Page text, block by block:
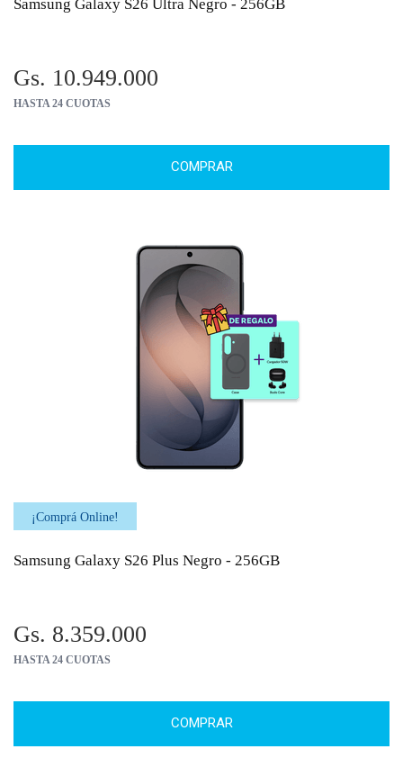
Samsung Galaxy S26 Ultra Negro - 256GB
Gs. 10.949.000
HASTA 24 CUOTAS
COMPRAR
¡Comprá Online!
Samsung Galaxy S26 Plus Negro - 256GB
Gs. 8.359.000
HASTA 24 CUOTAS
COMPRAR